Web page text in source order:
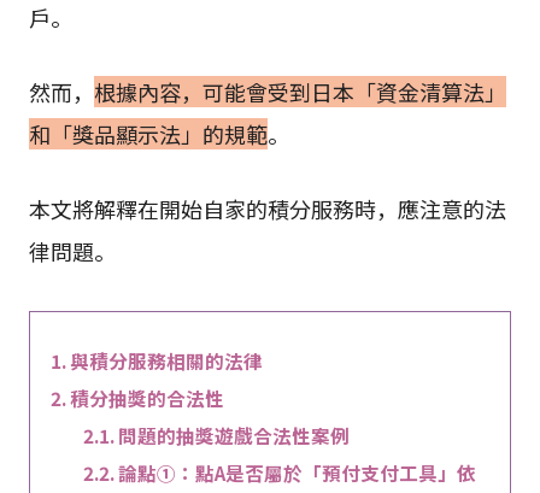
戶。
然而， 根據內容，可能會受到日本「資金清算法」
和「獎品顯示法」的規範。
本文將解釋在開始自家的積分服務時，應注意的法
律問題。
與積分服務相關的法律
積分抽獎的合法性
問題的抽獎遊戲合法性案例
論點①：點A是否屬於「預付支付工具」依